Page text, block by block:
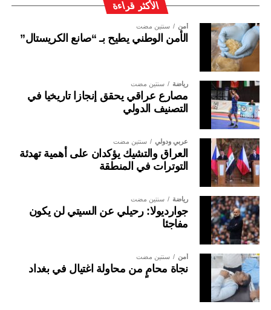
الأكثر قراءة
أمن سنتين مضت
الأمن الوطني يطيح بـ “صانع الكريستال”
رياضة سنتين مضت
مصارع عراقي يحقق إنجازا تاريخيا في
التصنيف الدولي
عربي ودولي سنتين مضت
العراق والتشيك يؤكدان على أهمية تهدئة
التوترات في المنطقة
رياضة سنتين مضت
جوارديولا: رحيلي عن السيتي لن يكون
مفاجئا
أمن سنتين مضت
نجاة محامٍ من محاولة اغتيال في بغداد